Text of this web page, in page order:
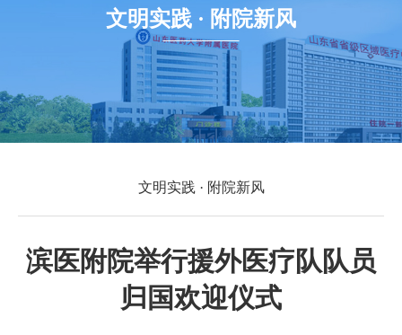
文明实践 · 附院新风
文明实践 · 附院新风
滨医附院举行援外医疗队队员
归国欢迎仪式